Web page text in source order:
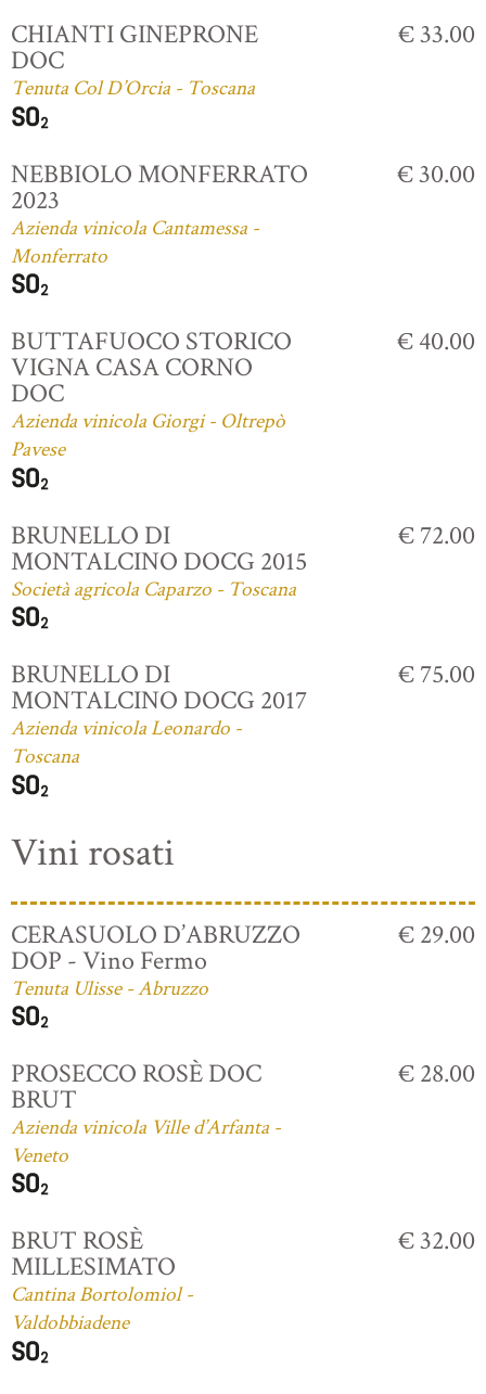
CHIANTI GINEPRONE
DOC
Tenuta Col D’Orcia - Toscana
€ 33.00
NEBBIOLO MONFERRATO
2023
Azienda vinicola Cantamessa -
Monferrato
€ 30.00
BUTTAFUOCO STORICO
VIGNA CASA CORNO
DOC
Azienda vinicola Giorgi - Oltrepò
Pavese
€ 40.00
BRUNELLO DI
MONTALCINO DOCG 2015
Società agricola Caparzo - Toscana
€ 72.00
BRUNELLO DI
MONTALCINO DOCG 2017
Azienda vinicola Leonardo -
Toscana
€ 75.00
Vini rosati
CERASUOLO D’ABRUZZO
DOP - Vino Fermo
Tenuta Ulisse - Abruzzo
€ 29.00
PROSECCO ROSÈ DOC
BRUT
Azienda vinicola Ville d’Arfanta -
Veneto
€ 28.00
BRUT ROSÈ
MILLESIMATO
Cantina Bortolomiol -
Valdobbiadene
€ 32.00